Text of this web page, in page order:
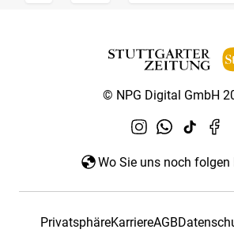
© NPG Digital GmbH
Wo Sie uns noch folgen
PrivatsphäreKarriereAGB